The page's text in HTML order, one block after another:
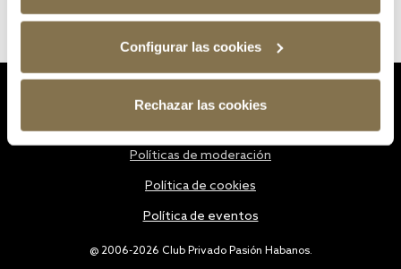
Configurar las cookies
Rechazar las cookies
@ 2006-2026 Club Privado Pasión Habanos.
Políticas de moderación
Política de cookies
Política de eventos